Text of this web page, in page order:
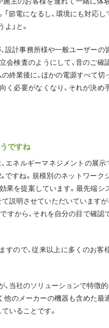
「節電になるし、環境にも対応し
」と。
設計事務所様や一般ユーザーの
会検査のようにして、音のご確
終業後に、ほかの電源すべて切
く必要がなくなり、それが決め
ですね
エネルギーマネジメントの展示
ですね。規模別のネットワーク
果を提案しています。最先端シ
説明させていただいていますが
すから、それを自分の目で確認
すので、従来以上に多くのお客
、当社のソリューションで特徴的
他のメーカーの機器も含めた最
いることです。